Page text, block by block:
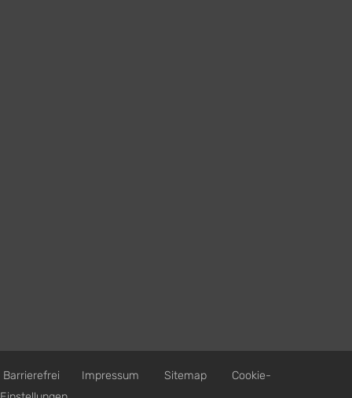
Barrierefrei Impressum Sitemap
Cookie-